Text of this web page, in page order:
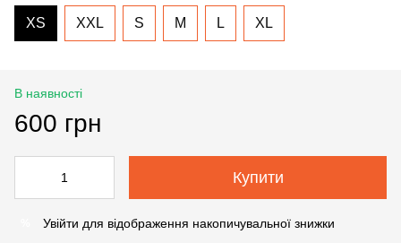
XS ХXL S M L XL
В наявності
600 грн
Купити
Увійти для відображення накопичувальної знижки